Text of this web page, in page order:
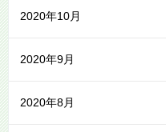
2020年10月
2020年9月
2020年8月